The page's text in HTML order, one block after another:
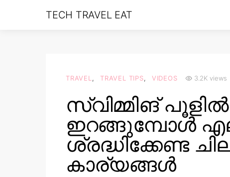
TECH TRAVEL EAT
TRAVEL TRAVEL TIPS VIDEOS 3.2K views
സ്വിമ്മിങ് പൂളിൽ
ഇറങ്ങുമ്പോൾ
ശ്രദ്ധിക്കേണ്ട
കാര്യങ്ങൾ